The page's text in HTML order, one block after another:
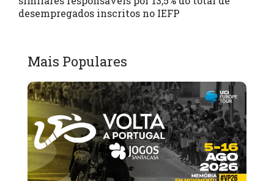
desempregados inscritos no IEFP
Mais Populares